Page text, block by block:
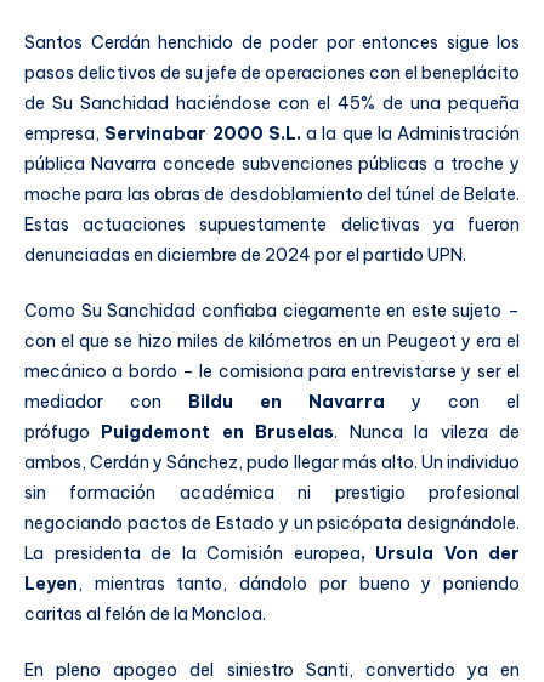
Santos Cerdán henchido de poder por entonces sigue los
pasos delictivos de su jefe de operaciones con el beneplácito
de Su Sanchidad haciéndose con el 45% de una pequeña
empresa, Servinabar 2000 S.L.a la que la Administración
pública Navarra concede subvenciones públicas a troche y
moche para las obras de desdoblamiento del túnel de Belate.
Estas actuaciones supuestamente delictivas ya fueron
denunciadas en diciembre de 2024 por el partido UPN.
Como Su Sanchidad confiaba ciegamente en este sujeto –
con el que se hizo miles de kilómetros en un Peugeot y era el
mecánico a bordo – le comisiona para entrevistarse y ser el
mediador con Bildu en Navarra y con el
prófugo Puigdemont en Bruselas. Nunca la vileza de
ambos, Cerdán y Sánchez, pudo llegar más alto. Un individuo
sin formación académica ni prestigio profesional
negociando pactos de Estado y un psicópata designándole.
La presidenta de la Comisión europea, Ursula Von der
Leyen, mientras tanto, dándolo por bueno y poniendo
caritas al felón de la Moncloa.
En pleno apogeo del siniestro Santi, convertido ya en